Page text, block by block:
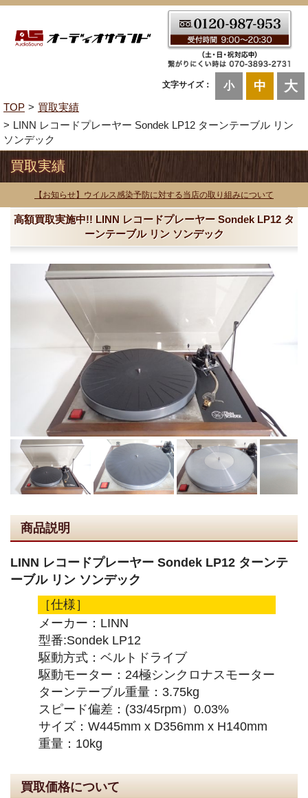
文字サイズ： 小 中 大
TOP
買取実績
LINN レコードプレーヤー Sondek LP12 ターンテーブル リン
ソンデック
買取実績
【お知らせ】ウイルス感染予防に対する当店の取り組みについて
高額買取実施中!! LINN レコードプレーヤー Sondek LP12 タ
ーンテーブル リン ソンデック
商品説明
LINN レコードプレーヤー Sondek LP12 ターンテ
ーブル リン ソンデック
［仕様］
メーカー：LINN
型番:Sondek LP12
駆動方式：ベルトドライブ
駆動モーター：24極シンクロナスモーター
ターンテーブル重量：3.75kg
スピード偏差：(33/45rpm）0.03%
サイズ：W445mm x D356mm x H140mm
重量：10kg
買取価格について